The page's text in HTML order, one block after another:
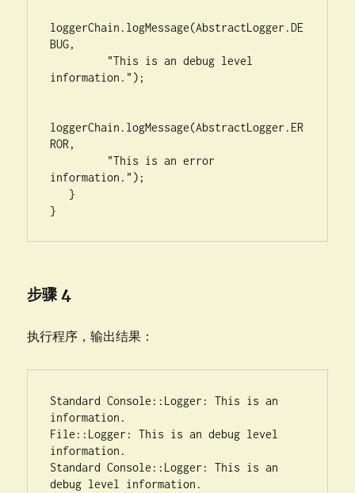
loggerChain.logMessage(AbstractLogger.DE
BUG,
information.");
loggerChain.logMessage(AbstractLogger.ER
ROR,
information.");
   }
}
步骤 4
执行程序，输出结果：
Standard Console::Logger: This is an
information.
File::Logger: This is an debug level
information.
Standard Console::Logger: This is an
debug level information.